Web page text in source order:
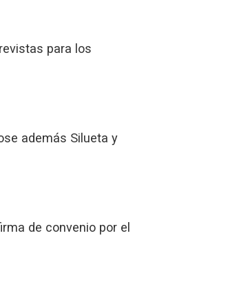
para los
además Silueta y
de convenio por el